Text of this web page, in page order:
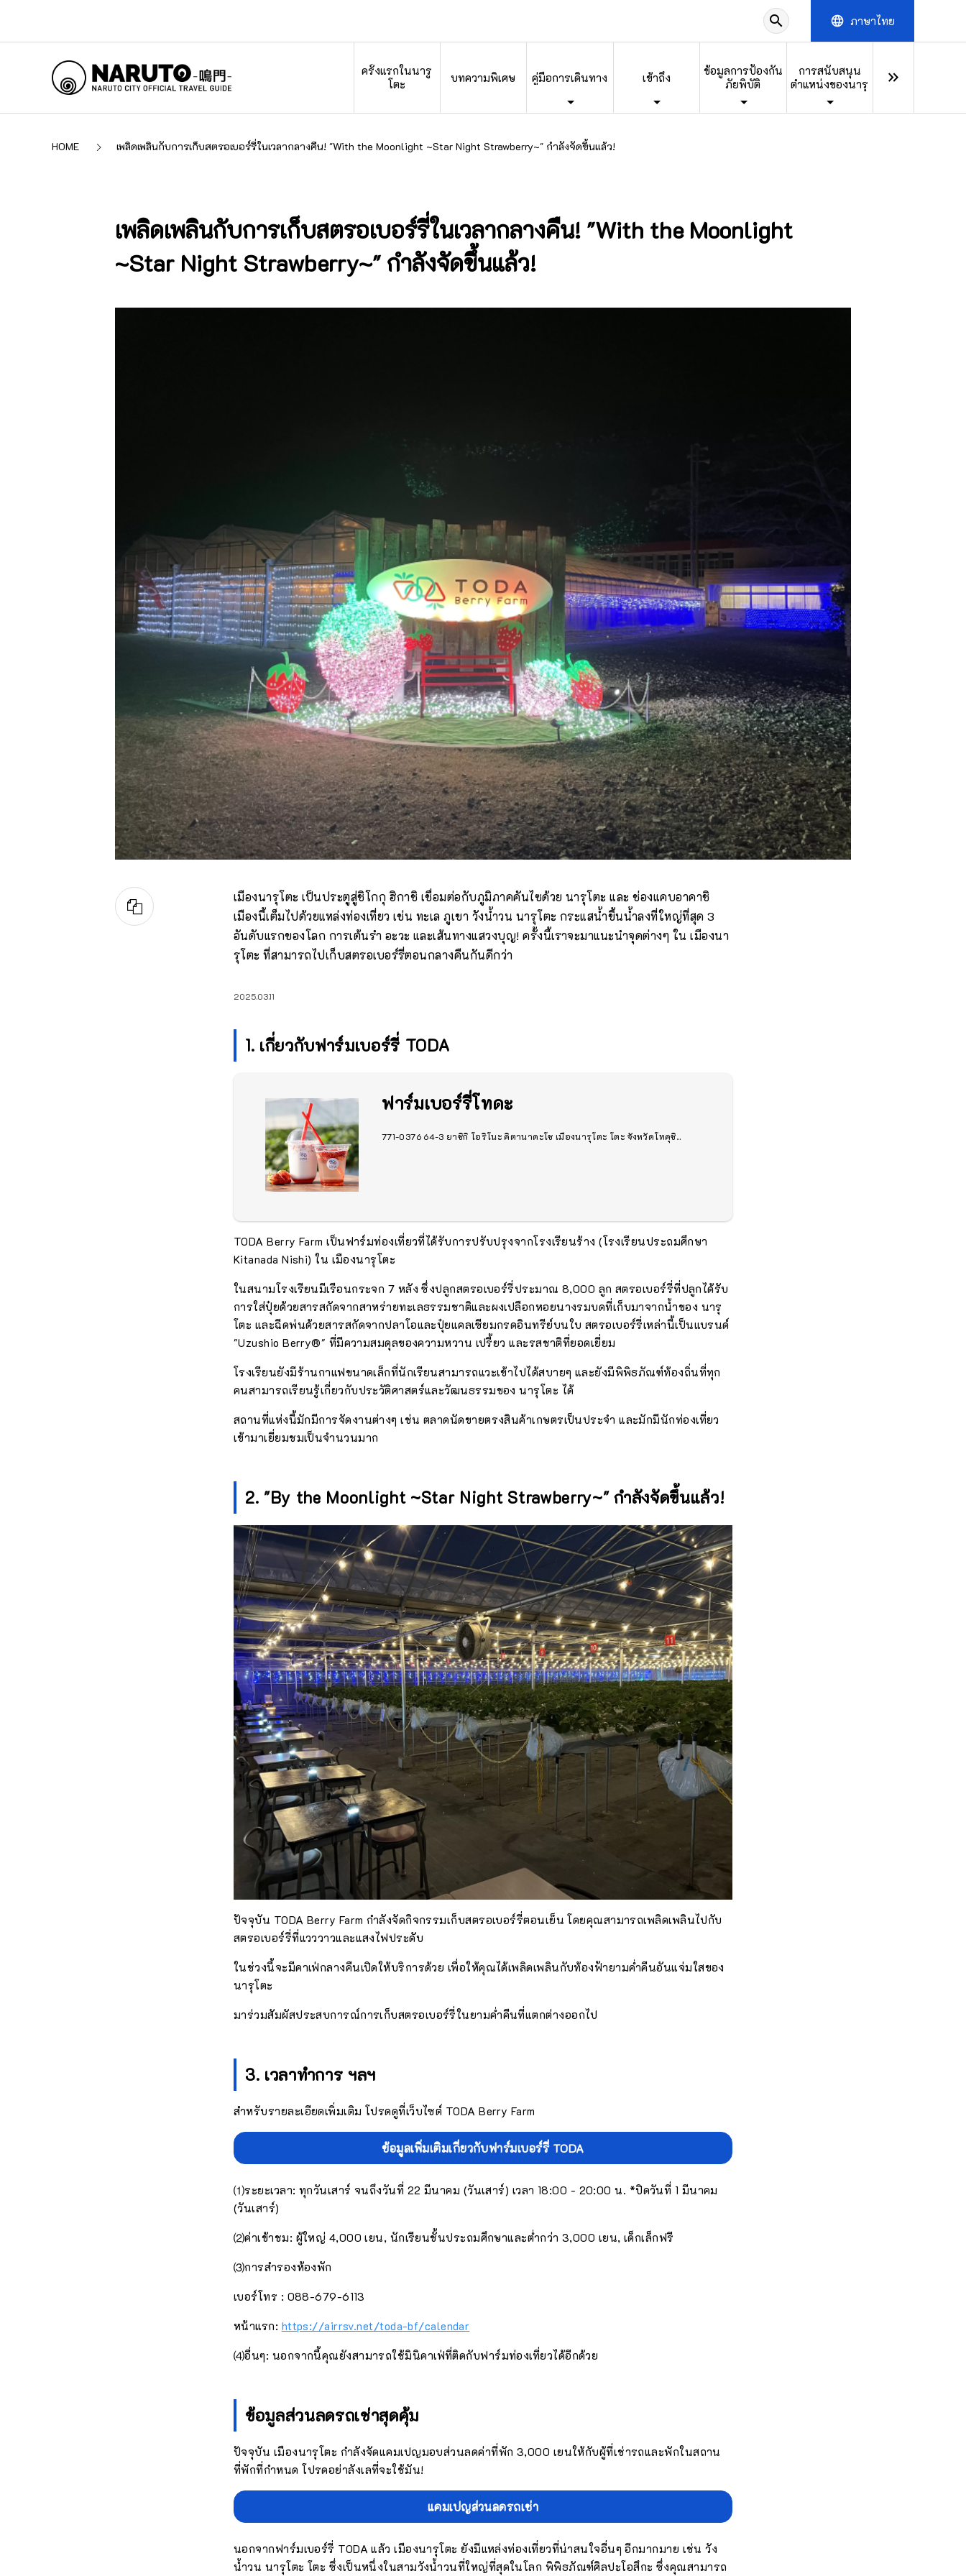
search language ภาษาไทย
ครั้งแรกในนารู
โตะ
บทความพิเศษ คู่มือการเดินทาง เข้าถึง
ข้อมูลการป้องกัน
ภัยพิบัติ
การสนับสนุน
ตำแหน่งของนารุ
keyboard_double_arrow_right
HOME เพลิดเพลินกับการเก็บสตรอเบอร์รี่ในเวลากลางคืน! "With the Moonlight ~Star Night Strawberry~" กำลังจัดขึ้นแล้ว!
เพลิดเพลินกับการเก็บสตรอเบอร์รี่ในเวลากลางคืน! "With the Moonlight
~Star Night Strawberry~" กำลังจัดขึ้นแล้ว!
เมืองนารุโตะ เป็นประตูสู่ชิโกกุ ฮิกาชิ เชื่อมต่อกับภูมิภาคคันไซด้วย นารุโตะ และ ช่องแคบอาคาชิ
เมืองนี้เต็มไปด้วยแหล่งท่องเที่ยว เช่น ทะเล ภูเขา วังน้ำวน นารุโตะ กระแสน้ำขึ้นน้ำลงที่ใหญ่ที่สุด 3
อันดับแรกของโลก การเต้นรำ อะวะ และเส้นทางแสวงบุญ! ครั้งนี้เราจะมาแนะนำจุดต่างๆ ใน เมืองนา
รุโตะ ที่สามารถไปเก็บสตรอเบอร์รี่ตอนกลางคืนกันดีกว่า
2025.03.11
1. เกี่ยวกับฟาร์มเบอร์รี่ TODA
ฟาร์มเบอร์รี่โทดะ
771-0376 64-3 ยาชิกิ โอริโนะ คิตานาดะโช เมืองนารุโตะ โตะ จังหวัดโทคุชิ...
TODA Berry Farm เป็นฟาร์มท่องเที่ยวที่ได้รับการปรับปรุงจากโรงเรียนร้าง (โรงเรียนประถมศึกษา
Kitanada Nishi) ใน เมืองนารุโตะ
ในสนามโรงเรียนมีเรือนกระจก 7 หลัง ซึ่งปลูกสตรอเบอร์รี่ประมาณ 8,000 ลูก สตรอเบอร์รี่ที่ปลูกได้รับ
การใส่ปุ๋ยด้วยสารสกัดจากสาหร่ายทะเลธรรมชาติและผงเปลือกหอยนางรมบดที่เก็บมาจากน้ำของ นารุ
โตะ และฉีดพ่นด้วยสารสกัดจากปลาโอและปุ๋ยแคลเซียมกรดอินทรีย์บนใบ สตรอเบอร์รี่เหล่านี้เป็นแบรนด์
"Uzushio Berry®" ที่มีความสมดุลของความหวาน เปรี้ยว และรสชาติที่ยอดเยี่ยม
โรงเรียนยังมีร้านกาแฟขนาดเล็กที่นักเรียนสามารถแวะเข้าไปได้สบายๆ และยังมีพิพิธภัณฑ์ท้องถิ่นที่ทุก
คนสามารถเรียนรู้เกี่ยวกับประวัติศาสตร์และวัฒนธรรมของ นารุโตะ ได้
สถานที่แห่งนี้มักมีการจัดงานต่างๆ เช่น ตลาดนัดขายตรงสินค้าเกษตรเป็นประจำ และมักมีนักท่องเที่ยว
เข้ามาเยี่ยมชมเป็นจำนวนมาก
2. "By the Moonlight ~Star Night Strawberry~" กำลังจัดขึ้นแล้ว!
ปัจจุบัน TODA Berry Farm กำลังจัดกิจกรรมเก็บสตรอเบอร์รี่ตอนเย็น โดยคุณสามารถเพลิดเพลินไปกับ
สตรอเบอร์รี่ที่แวววาวและแสงไฟประดับ
ในช่วงนี้จะมีคาเฟ่กลางคืนเปิดให้บริการด้วย เพื่อให้คุณได้เพลิดเพลินกับท้องฟ้ายามค่ำคืนอันแจ่มใสของ
นารุโตะ
มาร่วมสัมผัสประสบการณ์การเก็บสตรอเบอร์รี่ในยามค่ำคืนที่แตกต่างออกไป
3. เวลาทำการ ฯลฯ
สำหรับรายละเอียดเพิ่มเติม โปรดดูที่เว็บไซต์ TODA Berry Farm
ข้อมูลเพิ่มเติมเกี่ยวกับฟาร์มเบอร์รี่ TODA
⑴ระยะเวลา: ทุกวันเสาร์ จนถึงวันที่ 22 มีนาคม (วันเสาร์) เวลา 18:00 - 20:00 น. *ปิดวันที่ 1 มีนาคม
(วันเสาร์)
⑵ค่าเข้าชม: ผู้ใหญ่ 4,000 เยน, นักเรียนชั้นประถมศึกษาและต่ำกว่า 3,000 เยน, เด็กเล็กฟรี
⑶การสำรองห้องพัก
เบอร์โทร : 088-679-6113
หน้าแรก: https://airrsv.net/toda-bf/calendar
⑷อื่นๆ: นอกจากนี้คุณยังสามารถใช้มินิคาเฟ่ที่ติดกับฟาร์มท่องเที่ยวได้อีกด้วย
ข้อมูลส่วนลดรถเช่าสุดคุ้ม
ปัจจุบัน เมืองนารุโตะ กำลังจัดแคมเปญมอบส่วนลดค่าที่พัก 3,000 เยนให้กับผู้ที่เช่ารถและพักในสถาน
ที่พักที่กำหนด โปรดอย่าลังเลที่จะใช้มัน!
แคมเปญส่วนลดรถเช่า
นอกจากฟาร์มเบอร์รี่ TODA แล้ว เมืองนารุโตะ ยังมีแหล่งท่องเที่ยวที่น่าสนใจอื่นๆ อีกมากมาย เช่น วัง
น้ำวน นารุโตะ โตะ ซึ่งเป็นหนึ่งในสามวังน้ำวนที่ใหญ่ที่สุดในโลก พิพิธภัณฑ์ศิลปะโอสึกะ ซึ่งคุณสามารถ